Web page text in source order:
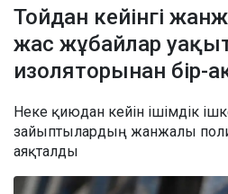
Тойдан кейінгі
жас жұбайлар
изоляторынан бір-
Неке қиюдан кейін ішімдік
зайыптылардың жанжалы
аяқталды